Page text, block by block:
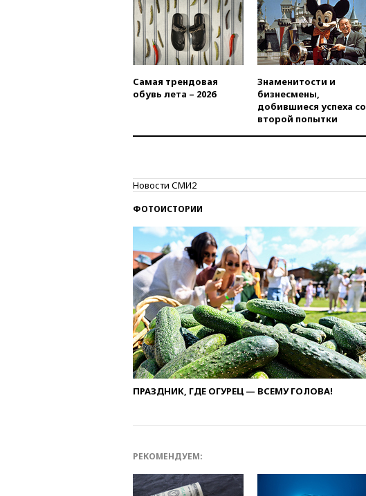
Самая трендовая
обувь лета – 2026
Знаменитости и
бизнесмены,
добившиеся успеха со
второй попытки
Новости СМИ2
ФОТОИСТОРИИ
ПРАЗДНИК, ГДЕ ОГУРЕЦ — ВСЕМУ ГОЛОВА!
РЕКОМЕНДУЕМ: